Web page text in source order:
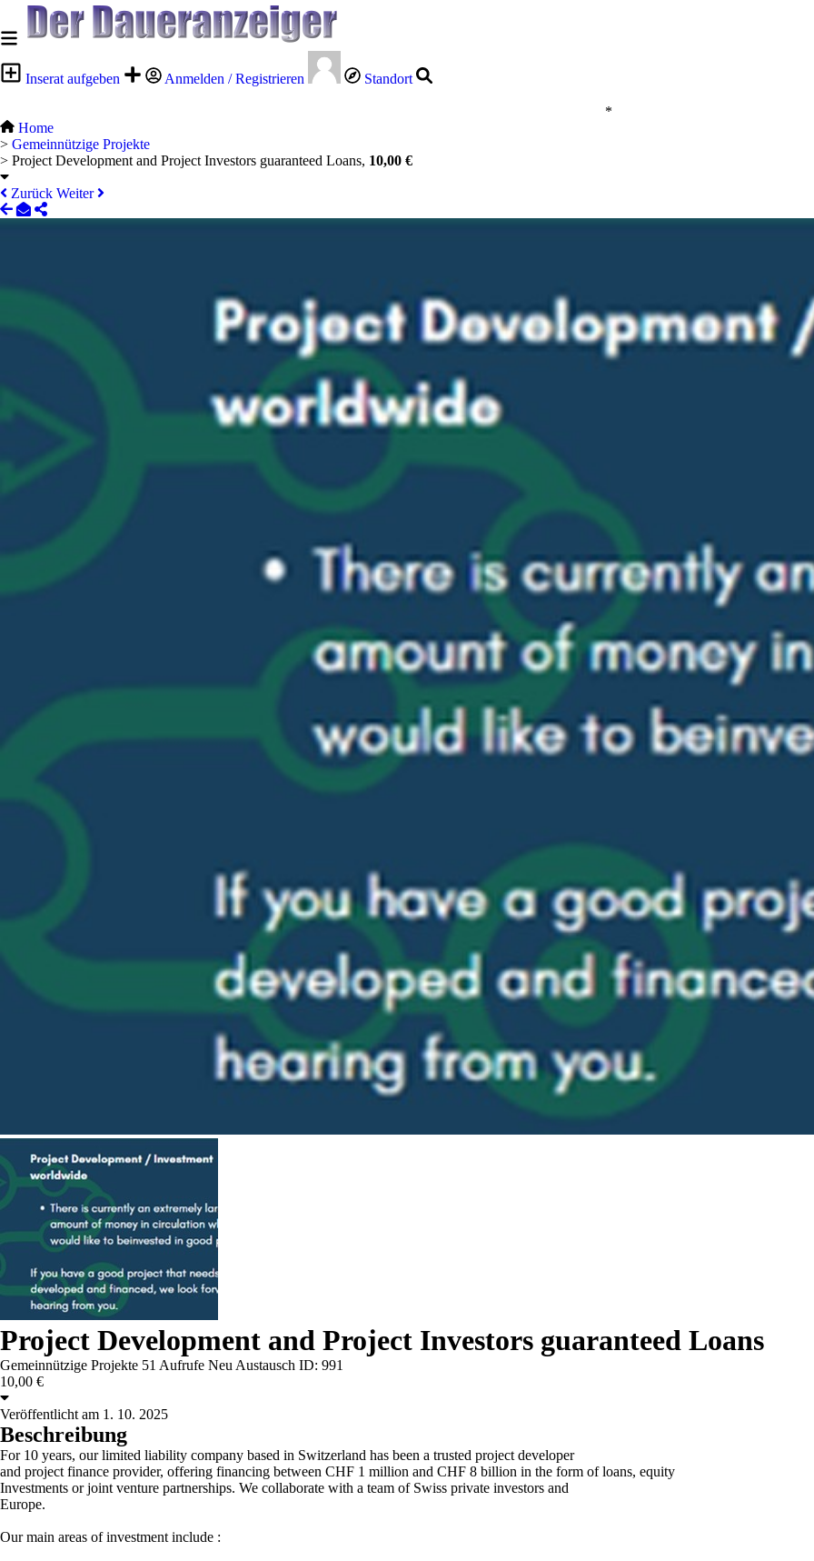
Inserat aufgeben Anmelden / Registrieren Standort
*
Home
> Gemeinnützige Projekte
> Project Development and Project Investors guaranteed Loans, 10,00 €
Zurück Weiter
Project Development and Project Investors guaranteed Loans
Gemeinnützige Projekte 51 Aufrufe Neu Austausch ID: 991
10,00 €
Veröffentlicht am 1. 10. 2025
Beschreibung
For 10 years, our limited liability company based in Switzerland has been a trusted project developer
and project finance provider, offering financing between CHF 1 million and CHF 8 billion in the form of loans, equity
Investments or joint venture partnerships. We collaborate with a team of Swiss private investors and
Europe.
Our main areas of investment include :